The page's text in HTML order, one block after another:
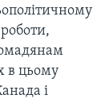
в цьому
і